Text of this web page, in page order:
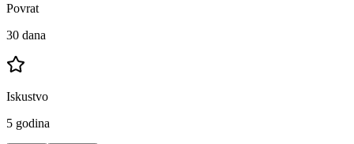
Povrat
30 dana
Iskustvo
5 godina